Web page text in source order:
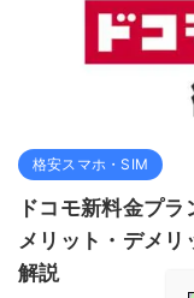
格安スマホ・SIM
ドコモ新料金プ
メリット・デメ
解説